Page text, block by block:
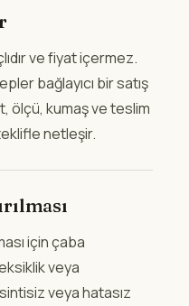
ve fiyat içermez.
bağlayıcı bir satış
ölçü, kumaş ve teslim
teklifle netleşir.
için çaba
veya
veya hatasız